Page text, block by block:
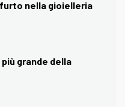
nella gioielleria
grande della